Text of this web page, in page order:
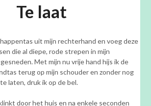
Te laat
uit mijn rechterhand en voeg deze
die al diepe, rode strepen in mijn
Met mijn nu vrije hand hijs ik de
terug op mijn schouder en zonder nog
laten, druk ik op de bel.
door het huis en na enkele seconden